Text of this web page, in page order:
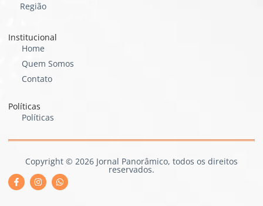
Região
Institucional
Home
Quem Somos
Contato
Políticas
Políticas
Copyright © 2026 Jornal Panorâmico, todos os direitos
reservados.